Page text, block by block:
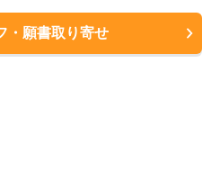
・願書取り寄せ